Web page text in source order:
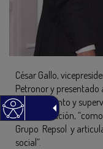
César Gallo,
Petronor y presentado
departamento y
de la Fundación,
Grupo Repsol y
social”.